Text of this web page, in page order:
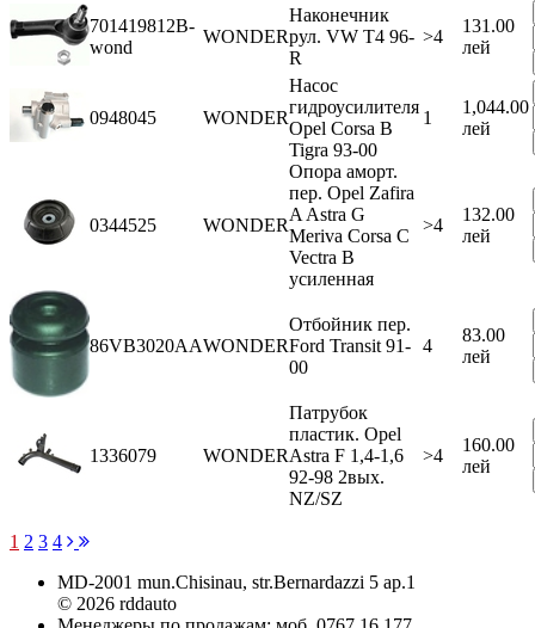
701419812B-
wond
WONDER
Наконечник
рул. VW Т4 96-
R
>4
131.00
лей
0948045 WONDER
Насос
гидроусилителя
Opel Corsa B
Tigra 93-00
1
1,044.00
лей
0344525 WONDER
Опора аморт.
пер. Opel Zafira
A Astra G
Meriva Corsa C
Vectra B
усиленная
>4
132.00
лей
86VB3020AAWONDER
Отбойник пер.
Ford Transit 91-
00
4
83.00
лей
1336079 WONDER
Патрубок
пластик. Opel
Astra F 1,4-1,6
92-98 2вых.
NZ/SZ
>4
160.00
лей
1 2 3 4
MD-2001 mun.Chisinau, str.Bernardazzi 5 ap.1
© 2026 rddauto